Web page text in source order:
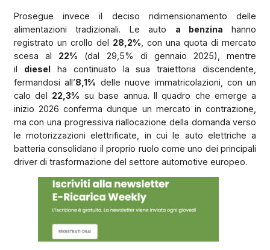
Prosegue invece il deciso ridimensionamento delle
alimentazioni tradizionali. Le auto a benzina hanno
registrato un crollo del 28,2% , con una quota di mercato
scesa al 22% (dal 29,5% di gennaio 2025), mentre
il dieselha continuato la sua traiettoria discendente,
fermandosi all’8,1% delle nuove immatricolazioni, con un
calo del 22,3% su base annua. Il quadro che emerge a
inizio 2026 conferma dunque un mercato in contrazione,
ma con una progressiva riallocazione della domanda verso
le motorizzazioni elettrificate, in cui le auto elettriche a
batteria consolidano il proprio ruolo come uno dei principali
driver di trasformazione del settore automotive europeo.